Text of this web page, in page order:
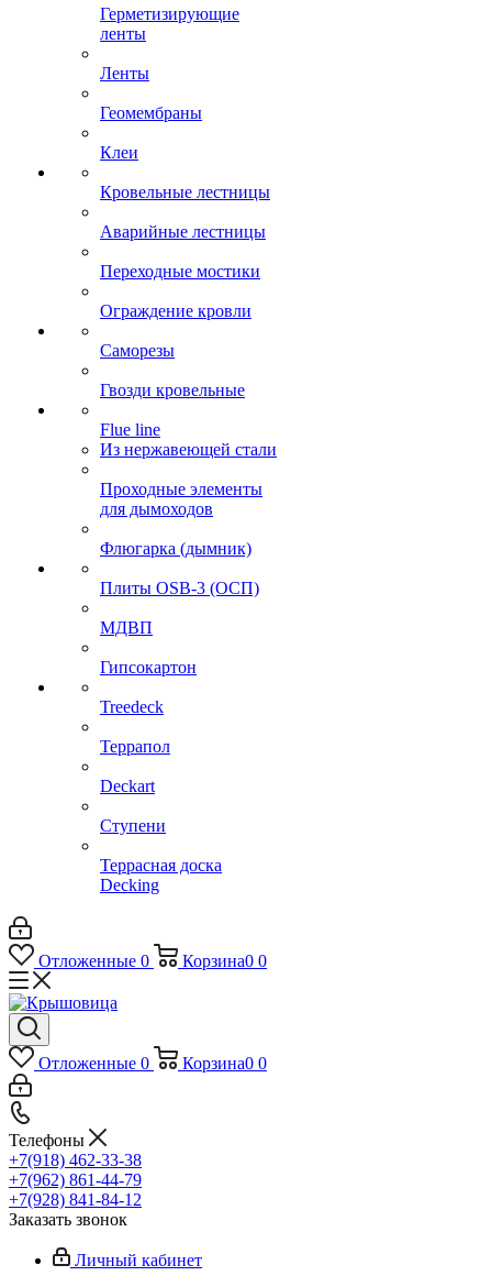
Герметизирующие
ленты
Ленты
Геомембраны
Клеи
Кровельные лестницы
Аварийные лестницы
Переходные мостики
Ограждение кровли
Саморезы
Гвозди кровельные
Flue line
Из нержавеющей стали
Проходные элементы
для дымоходов
Флюгарка (дымник)
Плиты OSB-3 (ОСП)
МДВП
Гипсокартон
Treedeck
Террапол
Deckart
Ступени
Террасная доска
Decking
Отложенные 0 Корзина0 0
Отложенные 0 Корзина0 0
Телефоны
+7(918) 462-33-38
+7(962) 861-44-79
+7(928) 841-84-12
Заказать звонок
Личный кабинет